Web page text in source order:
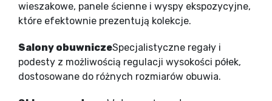
wieszakowe, panele ścienne i wyspy ekspozycyjne,
które efektownie prezentują kolekcje.
Salony obuwniczeSpecjalistyczne regały i
podesty z możliwością regulacji wysokości półek,
dostosowane do różnych rozmiarów obuwia.